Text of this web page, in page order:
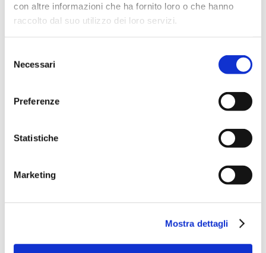
con altre informazioni che ha fornito loro o che hanno
raccolto dal suo utilizzo dei loro servizi.
delNecessari
Preferenze
Statistiche
Marketing
Mostra dettagli